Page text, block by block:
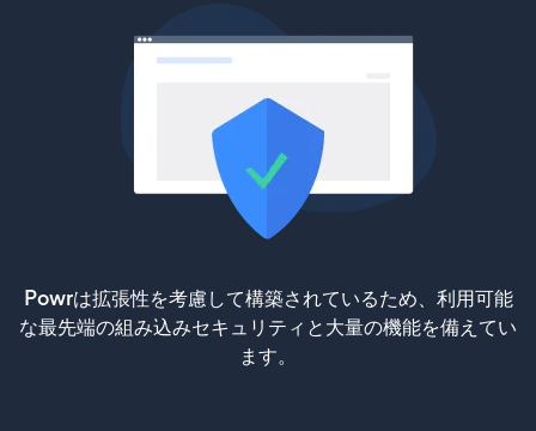
Powrは拡張性を考慮して構築されているため、利用可能
な最先端の組み込みセキュリティと大量の機能を備えてい
ます。